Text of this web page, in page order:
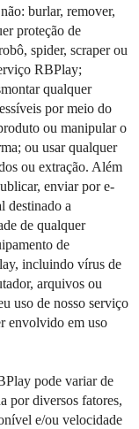
burlar, remover,
proteção de
spider, scraper ou
RBPlay;
qualquer
por meio do
ou manipular o
ou usar qualquer
ou extração. Além
enviar por e-
destinado a
de qualquer
de
incluindo vírus de
arquivos ou
uso de nosso serviço
envolvido em uso
pode variar de
por diversos fatores,
e/ou velocidade